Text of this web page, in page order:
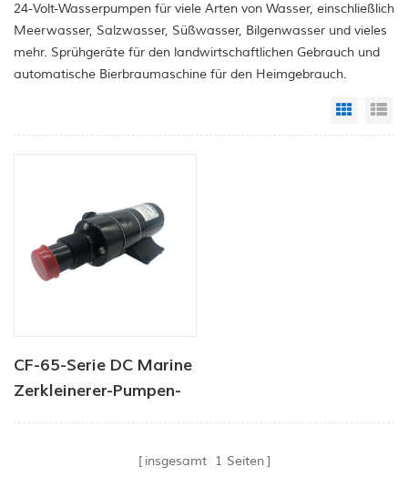
24-Volt-Wasserpumpen für viele Arten von Wasser, einschließlich
Meerwasser, Salzwasser, Süßwasser, Bilgenwasser und vieles
mehr. Sprühgeräte für den landwirtschaftlichen Gebrauch und
automatische Bierbraumaschine für den Heimgebrauch.
Grid
CF-65-Serie DC Marine
Zerkleinerer-Pumpen-
insgesamt 1 Seiten